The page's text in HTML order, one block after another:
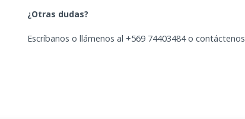
¿Otras dudas?
Escríbanos o llámenos al +569 74403484 o contáctenos